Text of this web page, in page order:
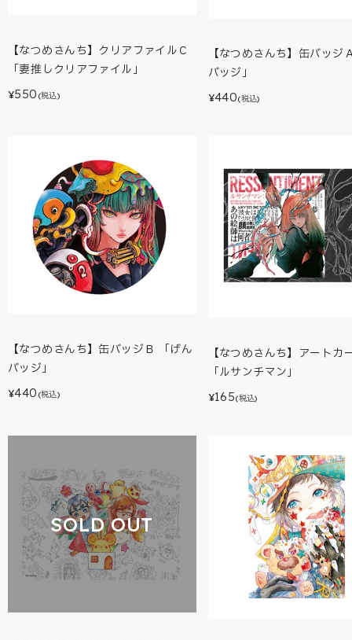
【なつめさんち】クリアファイルＣ
「妻推しクリアファイル」
¥550 (税込)
【なつめさんち】缶バッジ
バッジ」
¥440(税込)
【なつめさんち】缶バッジＢ 「げん
バッジ」
¥440 (税込)
【なつめさんち】アートカ
「ルサンチマン」
¥165(税込)
SOLD OUT